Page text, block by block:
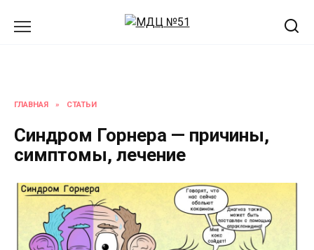
ГЛАВНАЯ » СТАТЬИ
Синдром Горнера — причины,
симптомы, лечение